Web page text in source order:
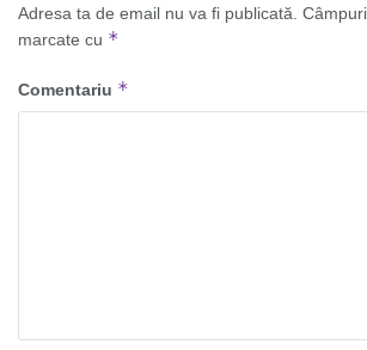
Adresa ta de email nu va fi publicată.
marcate cu *
Comentariu *